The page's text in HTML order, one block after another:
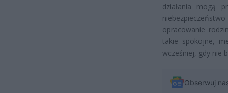
działania mogą
opracowanie
takie spokojne,
wcześniej, gdy nie
Obserwuj